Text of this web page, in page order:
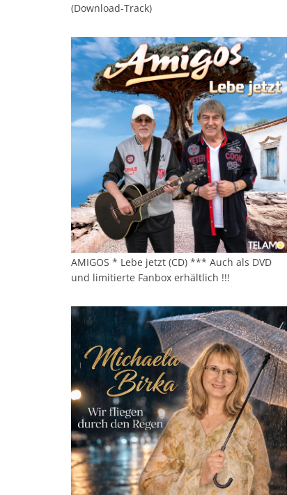
(Download-Track)
AMIGOS * Lebe jetzt (CD) *** Auch als DVD
und limitierte Fanbox erhältlich !!!